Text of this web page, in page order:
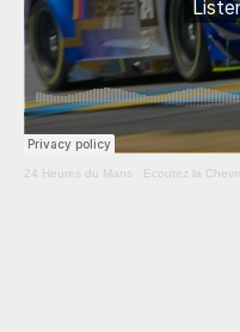
24 Heures du Mans · Ecoutez la